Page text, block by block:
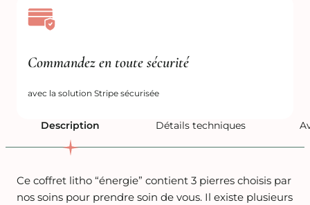
Commandez en toute sécurité
avec la solution Stripe sécurisée
Description Détails techniques
Ce coffret litho “énergie” contient 3 pierres choisis par
nos soins pour prendre soin de vous. Il existe plusieurs